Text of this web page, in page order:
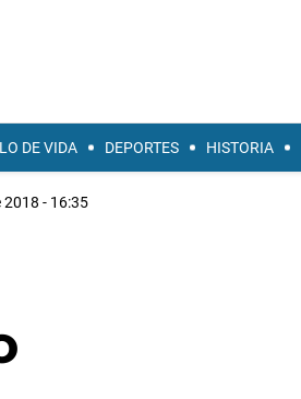
DE VIDA DEPORTES HISTORIA
2018 - 16:35